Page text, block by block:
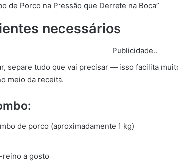
de Porco na Pressão que Derrete na Boca”
necessários
Publicidade..
separe tudo que vai precisar — isso facilita
meio da receita.
de porco (aproximadamente 1 kg)
a gosto